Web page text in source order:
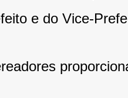
e do Vice-